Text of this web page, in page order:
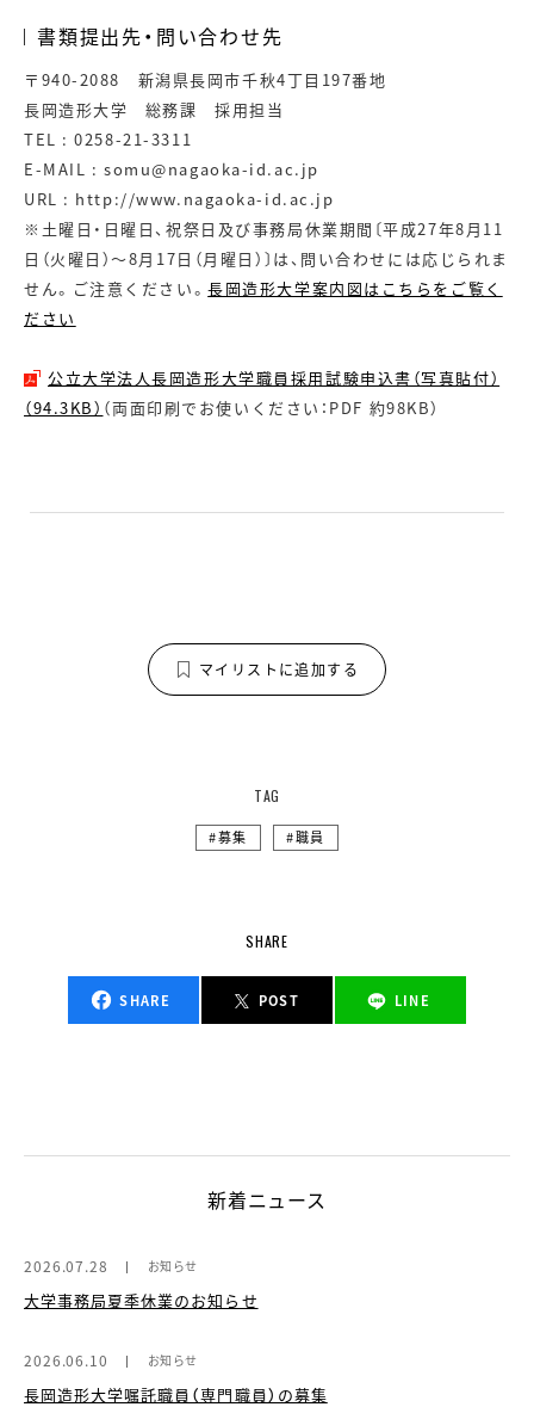
書類提出先・問い合わせ先
〒940-2088 新潟県長岡市千秋4丁目197番地
長岡造形大学 総務課 採用担当
TEL : 0258-21-3311
E-MAIL : somu@nagaoka-id.ac.jp
URL : http://www.nagaoka-id.ac.jp
※土曜日・日曜日、祝祭日及び事務局休業期間〔平成27年8月11
日（火曜日）～8月17日（月曜日）〕は、問い合わせには応じられま
せん。ご注意ください。長岡造形大学案内図はこちらをご覧く
ださい
公立大学法人長岡造形大学職員採用試験申込書（写真貼付）
（94.3KB） （両面印刷でお使いください：PDF 約98KB）
マイリストに追加する
TAG
募集 職員
SHARE
SHARE POST LINE
新着ニュース
2026.07.28 お知らせ
大学事務局夏季休業のお知らせ
2026.06.10 お知らせ
長岡造形大学嘱託職員（専門職員）の募集